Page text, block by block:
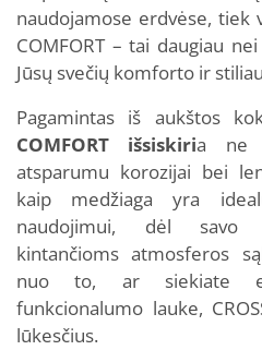
naudojamose erdvėse, tiek
COMFORT – tai daugiau
Jūsų svečių komforto ir
Pagamintas iš aukštos
COMFORT išsiskiria ne
atsparumu korozijai bei
kaip medžiaga yra
naudojimui, dėl savo
kintančioms atmosferos
nuo to, ar siekiate
funkcionalumo lauke,
lūkesčius.